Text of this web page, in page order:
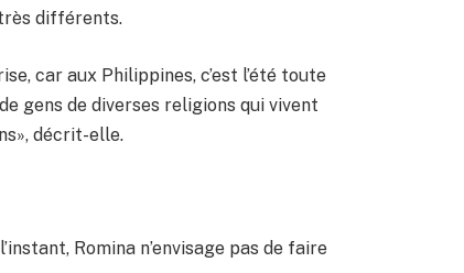
très différents.
car aux Philippines, c’est l’été toute
gens de diverses religions qui vivent
décrit-elle.
Romina n’envisage pas de faire